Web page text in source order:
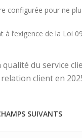
configurée pour ne
l’exigence de la Loi
du service
client en
SUIVANTS